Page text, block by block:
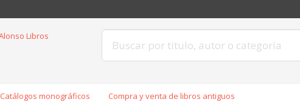
Catálogos monográficos Compra y venta de libros antiguos